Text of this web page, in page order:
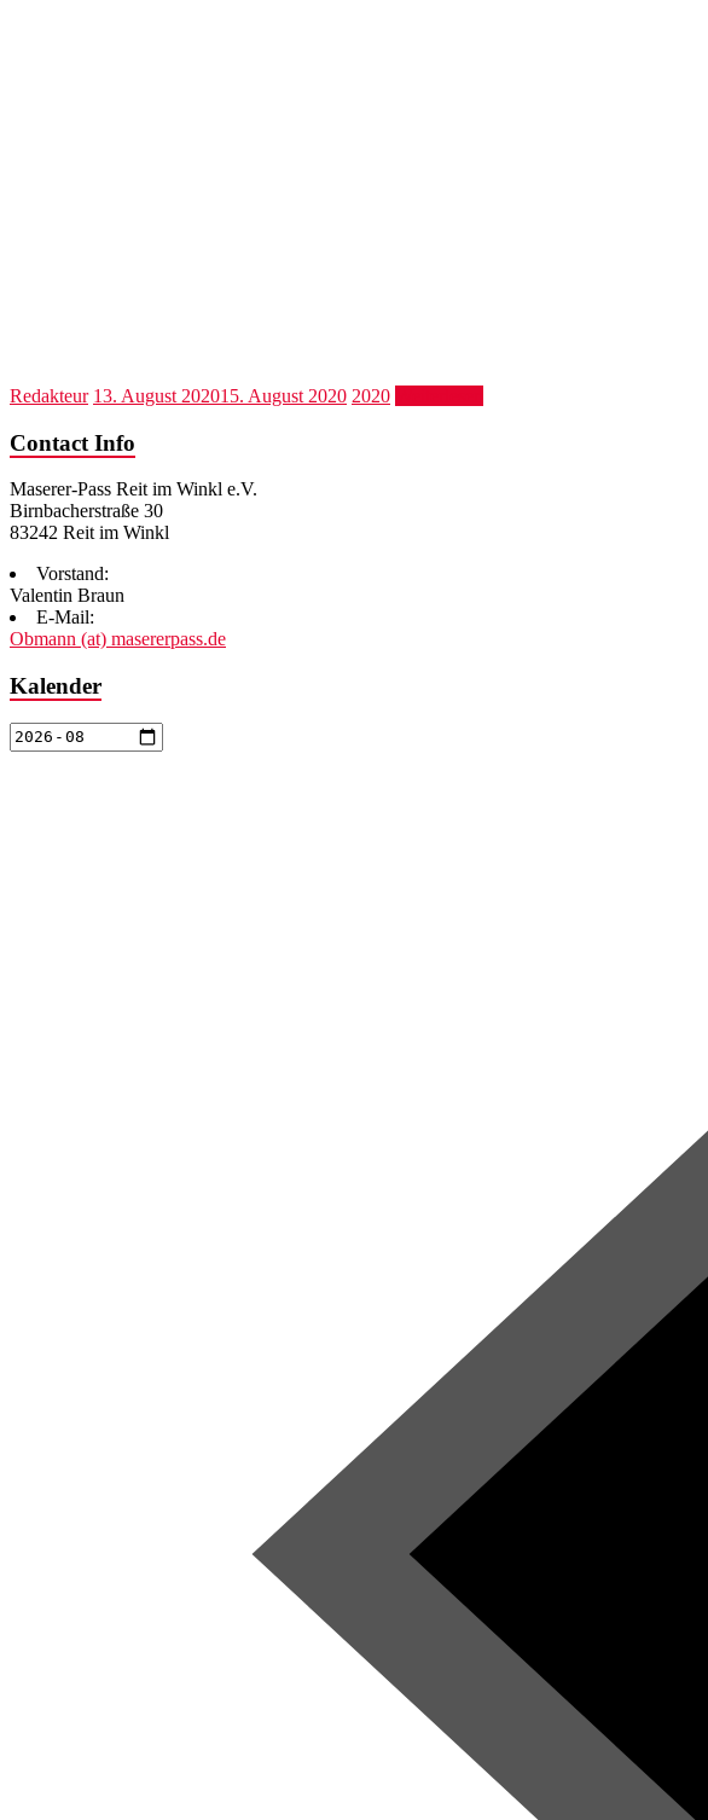
Redakteur 13. August 202015. August 2020 2020
Contact Info
Maserer-Pass Reit im Winkl e.V.
Birnbacherstraße 30
83242 Reit im Winkl
Vorstand:
Valentin Braun
E-Mail:
Obmann (at) masererpass.de
Kalender